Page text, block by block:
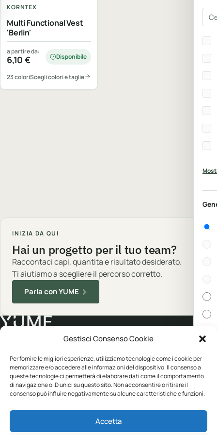
Gestisci Consenso Cookie
Per fornire le migliori esperienze, utilizziamo tecnologie come i cookie per
memorizzare e/o accedere alle informazioni del dispositivo. Il consenso a
queste tecnologie ci permetterà di elaborare dati come il comportamento
di navigazione o ID unici su questo sito. Non acconsentire o ritirare il
consenso può influire negativamente su alcune caratteristiche e funzioni.
Accetta
In
KORNTEX
Multi Functional Vest
'Berlin'
a partire da:
6,10€ Disponibile
23 coloriScegli colori e taglie
INIZIA DA QUI
Hai un progetto per il tuo team?
Raccontaci capi, quantita e risultato desiderato.
Ti aiutiamo a scegliere il percorso corretto.
Parla con YUME
Abbigliamento professionale, neutro o
personalizzato.
Personalizzazione